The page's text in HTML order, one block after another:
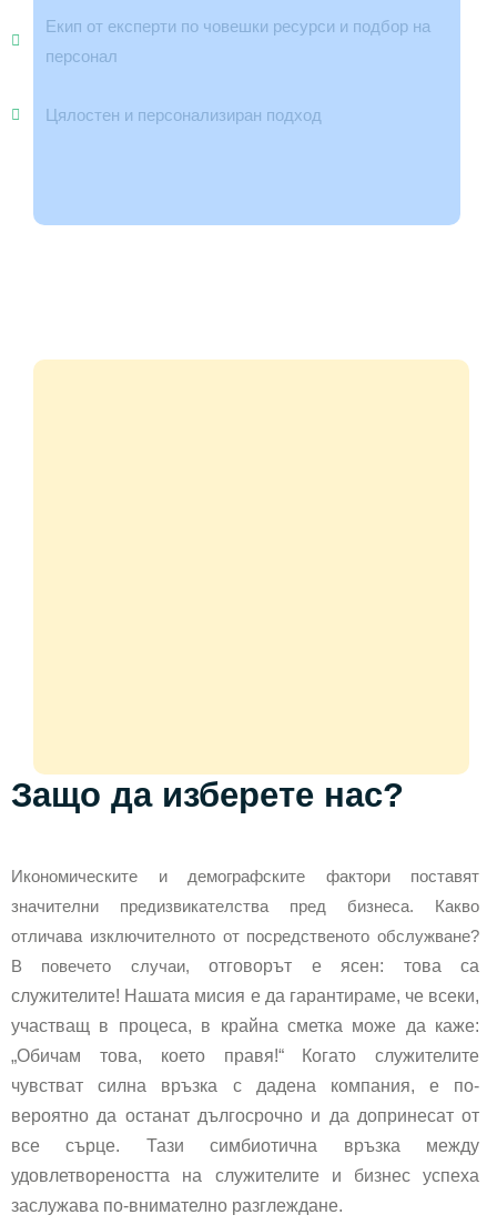
Екип от експерти по човешки ресурси и подбор на
персонал
Цялостен и персонализиран подход
Защо да изберете нас?
Икономическите и демографските фактори поставят
значителни предизвикателства пред бизнеса. Какво
отличава изключителното от посредственото обслужване?
В повечето случаи,отговорът е ясен: това са
служителите! Нашата мисия е да гарантираме, че всеки,
участващ в процеса, в крайна сметка може да каже:
„Обичам това, което правя!“ Когато служителите
чувстват силна връзка с дадена компания, е по-
вероятно да останат дългосрочно и да допринесат от
все сърце. Тази симбиотична връзка между
удовлетвореността на служителите и бизнес успеха
заслужава по-внимателно разглеждане.